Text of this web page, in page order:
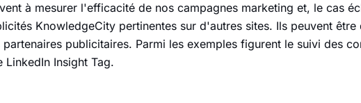
à mesurer l'efficacité de nos campagnes marketing et, le cas
KnowledgeCity pertinentes sur d'autres sites. Ils peuvent être
publicitaires. Parmi les exemples figurent le suivi des
LinkedIn Insight Tag.